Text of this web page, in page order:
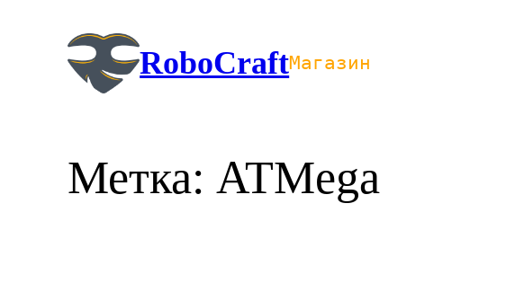
содержимому
RoboCraftМагазин
Метка:ATMega